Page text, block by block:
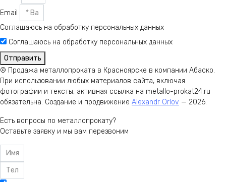
Email
Соглашаюсь на обработку персональных данных
Соглашаюсь на обработку персональных данных
Отправить
© Продажа металлопроката в Красноярске в компании Абаско.
При использовании любых материалов сайта, включая
фотографии и тексты, активная ссылка на metallo-prokat24.ru
обязательна. Создание и продвижение Alexandr Orlov — 2026.
Есть вопросы по металлопрокату?
Оставьте заявку и мы вам перезвоним